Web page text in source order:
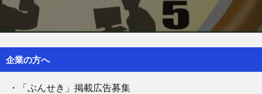
企業の方へ
・「ぶんせき」掲載広告募集